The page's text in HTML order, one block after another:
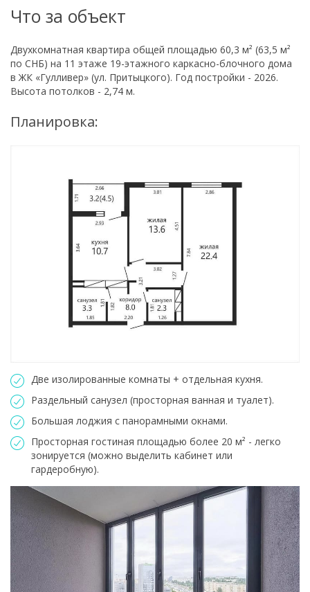
Что за объект
Двухкомнатная квартира общей площадью 60,3 м² (63,5 м²
по СНБ) на 11 этаже 19-этажного каркасно-блочного дома
в ЖК «Гулливер» (ул. Притыцкого). Год постройки - 2026.
Высота потолков - 2,74 м.
Планировка:
Две изолированные комнаты + отдельная кухня.
Раздельный санузел (просторная ванная и туалет).
Большая лоджия с панорамными окнами.
Просторная гостиная площадью более 20 м² - легко
зонируется (можно выделить кабинет или
гардеробную).